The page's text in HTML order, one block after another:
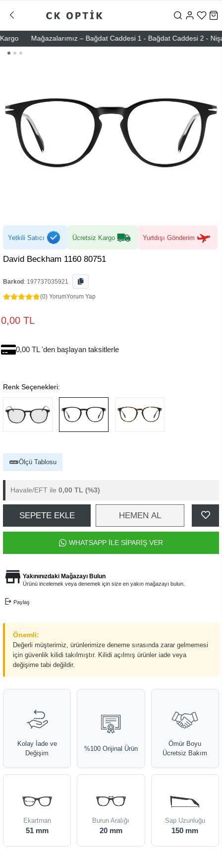
Mağazalarımız – Bağdat Caddesi 1 - Bağdat Caddesi 2 -
Yetkili Satıcı Ücretsiz Kargo Yurtdışı Gönderim
David Beckham 1160 80751
Barkod : 197737035921
(0) YorumYorum Yap
0,00 TL
0,00 TL 'den başlayan taksitlerle
Renk Seçenekleri:
Ölçü Tablosu
Havale/EFT ile 0,00 TL (%3)
SEPETE EKLE HEMEN AL
WHATSAPP İLE SİPARİŞ VER
Yakınınızdaki Mağazayı Bulun
Ürünü incelemek veya denemek için size en yakın mağazayı bulun.
Paylaş
Önemli:
Değerli müşterimiz, ürünlerimize deneme sırasında zarar gelmemesi
için güvenlik kilidi takılmıştır. Kilidi açılmış ürünler iade veya
değişime tabi değildir.
Kolay İade ve
Değişim
%100 Orijinal Ürün
Ömür Boyu
Ücretsiz Bakım
Ekartman
51 mm
Burun Aralığı
20 mm
Sap Uzunluğu
150 mm